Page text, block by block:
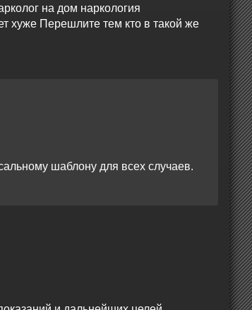
на дом наркология
хуже Перешлите тем кто в такой же
шаблону для всех случаев.